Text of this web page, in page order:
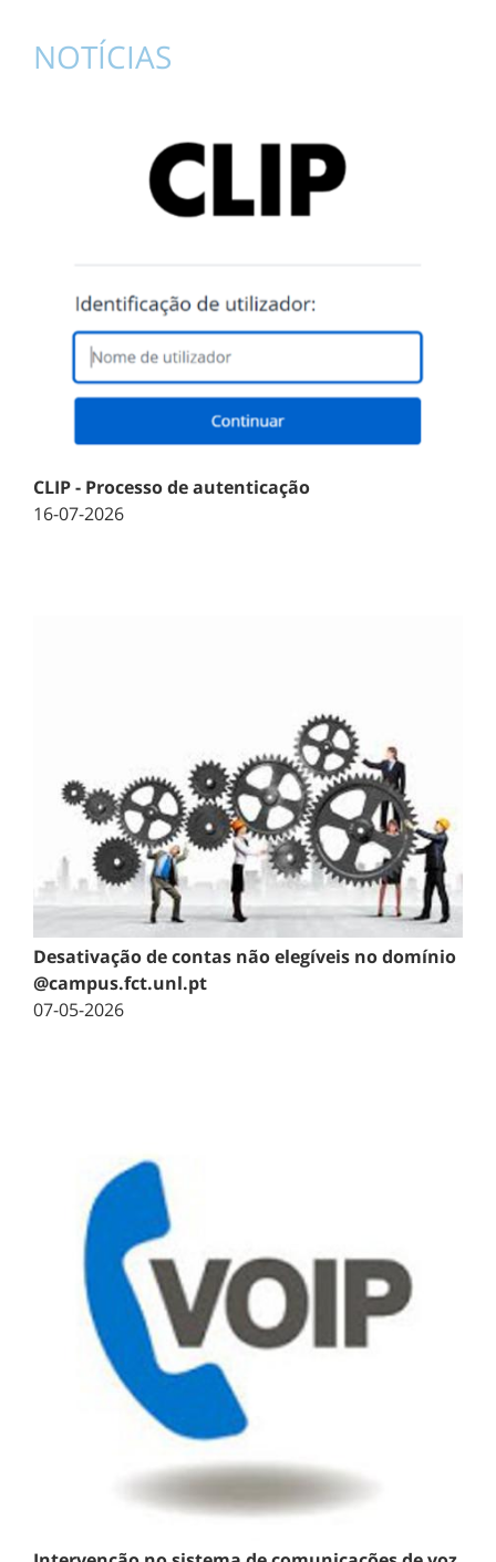
NOTÍCIAS
CLIP - Processo de autenticação
16-07-2026
Desativação de contas não elegíveis no domínio
@campus.fct.unl.pt
07-05-2026